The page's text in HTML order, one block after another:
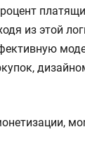
из этой